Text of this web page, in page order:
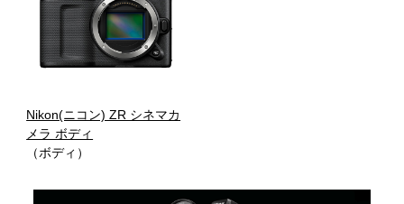
Nikon(ニコン) ZR シネマカ
メラ ボディ
（ボディ）